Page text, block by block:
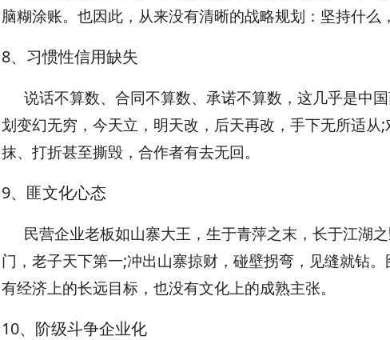
脑糊涂账。也因此，从来没有清晰的战略规划：坚持什么
8、习惯性信用缺失
说话不算数、合同不算数、承诺不算数，这几乎是中
划变幻无穷，今天立，明天改，后天再改，手下无所适
抹、打折甚至撕毁，合作者有去无回。
9、匪文化心态
民营企业老板如山寨大王，生于青萍之末，长于江湖
门，老子天下第一;冲出山寨掠财，碰壁拐弯，见缝就钻
有经济上的长远目标，也没有文化上的成熟主张。
10、阶级斗争企业化